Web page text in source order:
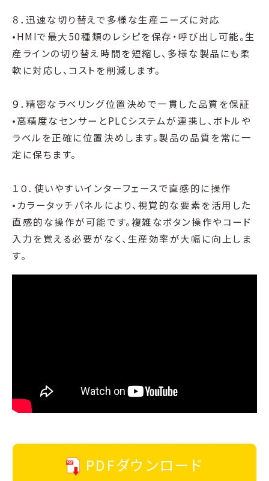
８．迅速な切り替えで多様な生産ニーズに対応
•HMIで最大50種類のレシピを保存・呼び出し可能。生
産ラインの切り替え時間を短縮し、多様な製品にも柔
軟に対応し、コストを削減します。
９．精密なラベリング位置決めで一貫した品質を保証
•高精度なセンサーとPLCシステムが連携し、ボトルや
ラベルを正確に位置決めします。製品の品質を常に一
定に保ちます。
１０．使いやすいインターフェースで直感的に操作
•カラータッチパネルにより、視覚的な要素を活用した
直感的な操作が可能です。複雑なボタン操作やコード
入力を覚える必要がなく、生産効率が大幅に向上しま
す。
PDFダウンロード